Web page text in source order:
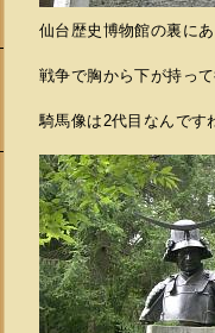
仙台歴史博物館の裏に
戦争で胸から下が持っ
騎馬像は2代目なんです